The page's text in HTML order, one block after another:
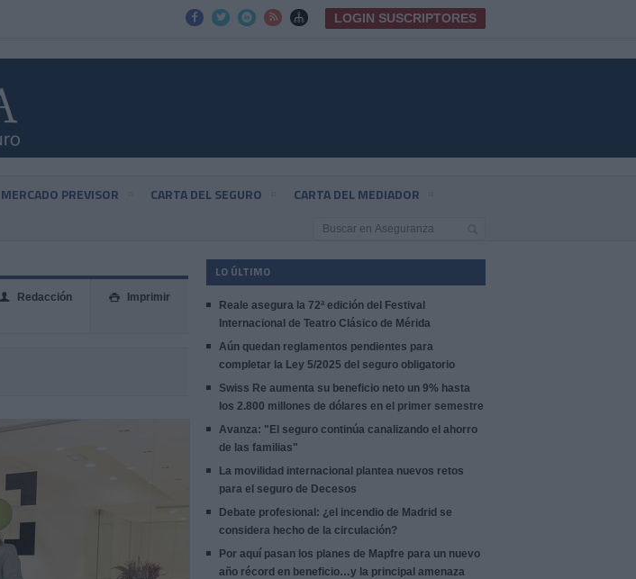
     LOGIN SUSCRIPTORES
MERCADO PREVISOR CARTA DEL SEGURO CARTA DEL MEDIADOR
 Imprimir
👤 Redacción
LO ÚLTIMO
Reale asegura la 72ª edición del Festival
Internacional de Teatro Clásico de Mérida
Aún quedan reglamentos pendientes para
completar la Ley 5/2025 del seguro obligatorio
Swiss Re aumenta su beneficio neto un 9% hasta
los 2.800 millones de dólares en el primer semestre
Avanza: "El seguro continúa canalizando el ahorro
de las familias"
La movilidad internacional plantea nuevos retos
para el seguro de Decesos
Debate profesional: ¿el incendio de Madrid se
considera hecho de la circulación?
Por aquí pasan los planes de Mapfre para un nuevo
año récord en beneficio…y la principal amenaza